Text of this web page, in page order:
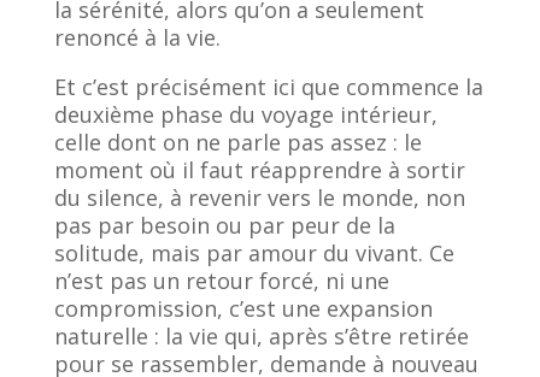
la sérénité, alors qu’on a seulement
renoncé à la vie.
Et c’est précisément ici que commence la
deuxième phase du voyage intérieur,
celle dont on ne parle pas assez : le
moment où il faut réapprendre à sortir
du silence, à revenir vers le monde, non
pas par besoin ou par peur de la
solitude, mais par amour du vivant. Ce
n’est pas un retour forcé, ni une
compromission, c’est une expansion
naturelle : la vie qui, après s’être retirée
pour se rassembler, demande à nouveau